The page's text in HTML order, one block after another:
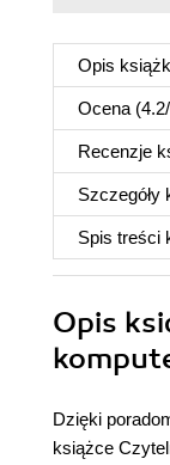
Opis
Ocena (4.2/
Recenzje
Szczegóły
Spis treści
Opis
Dzięki
książce